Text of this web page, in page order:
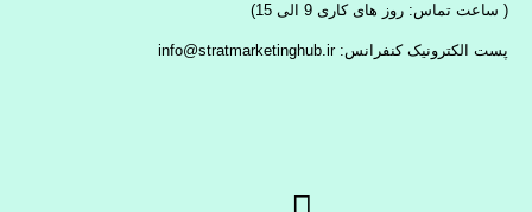
( ساعت تماس: روز های کاری 9 الی 15)
پست الکترونیک کنفرانس: info@stratmarketinghub.ir